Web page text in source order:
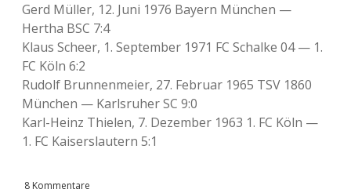
Gerd Müller, 12. Juni 1976 Bayern München —
Hertha BSC 7:4
Klaus Scheer, 1. September 1971 FC Schalke 04 — 1.
FC Köln 6:2
Rudolf Brunnenmeier, 27. Februar 1965 TSV 1860
München — Karlsruher SC 9:0
Karl-Heinz Thielen, 7. Dezember 1963 1. FC Köln —
1. FC Kaiserslautern 5:1
8 Kommentare